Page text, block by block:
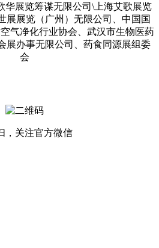
华展览筹谋无限公司\上海艾歌展览
展展览（广州）无限公司、中国国
气净化行业协会、武汉市生物医药
展办事无限公司、药食同源展组委
会
，关注官方微信